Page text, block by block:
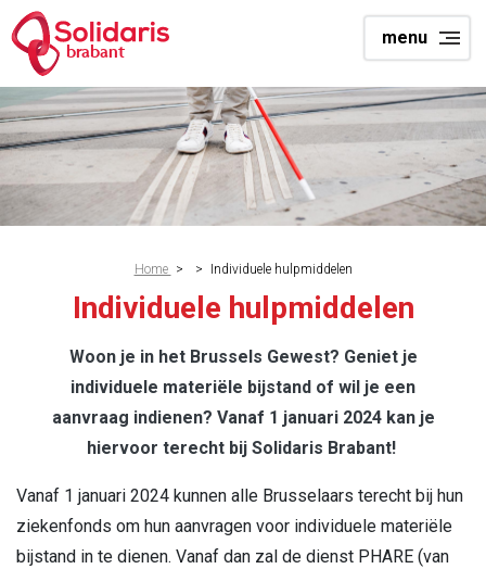
Skip
to
main
content
menu
brabant
Breadcrumb
Home > > Individuele hulpmiddelen
Individuele hulpmiddelen
Woon je in het Brussels Gewest? Geniet je
individuele materiële bijstand of wil je een
aanvraag indienen? Van­af 1 januari 2024 kan je
hiervoor terecht bij Solidaris Brabant!
Vanaf 1 januari 2024 kunnen alle Brusselaars terecht bij hun
ziekenfonds om hun aanvragen voor individu­ele materiële
bijstand in te dienen. Vanaf dan zal de dienst PHARE (van